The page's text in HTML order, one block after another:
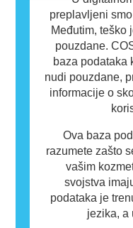
preplavljeni
Međutim, teško
pouzdane.
baza podataka
nudi pouzdane,
informacije o
Ova baza
razumete zašto
vašim
svojstva
podataka je
jezika, a